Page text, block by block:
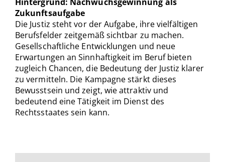
Zukunftsaufgabe
Die Justiz steht vor der Aufgabe, ihre vielfältigen
Berufsfelder zeitgemäß sichtbar zu machen.
Gesellschaftliche Entwicklungen und neue
Erwartungen an Sinnhaftigkeit im Beruf bieten
zugleich Chancen, die Bedeutung der Justiz klarer
zu vermitteln. Die Kampagne stärkt dieses
Bewusstsein und zeigt, wie attraktiv und
bedeutend eine Tätigkeit im Dienst des
Rechtsstaates sein kann.